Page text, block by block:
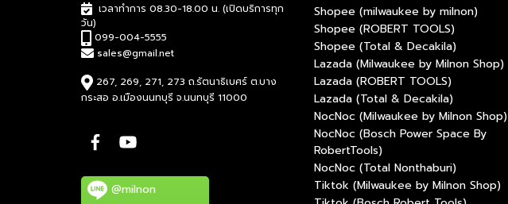
เวลาทำการ 08.30-18.00 น. (เปิดบริการทุก
วัน)
099-004-5555
sales@gmail.net
267, 269, 271, 273 ถ.รัตนาธิเบศร์ ต.บาง
กระสอ อ.เมืองนนทบุรี จ.นนทบุรี 11000
@milnon
Shopee (milwaukee by milnon)
Shopee (ROBERT TOOLS)
Shopee (Total & Decakila)
Lazada (Milwaukee by Milnon Shop)
Lazada (ROBERT TOOLS)
Lazada (Total & Decakila)
NocNoc (Milwaukee by Milnon Shop)
NocNoc (Bosch Power Space By
RobertTools)
NocNoc (Total Nonthaburi)
Tiktok (Milwaukee by Milnon Shop)